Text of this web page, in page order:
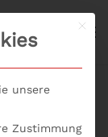
Mit
unsere
Zustimmung